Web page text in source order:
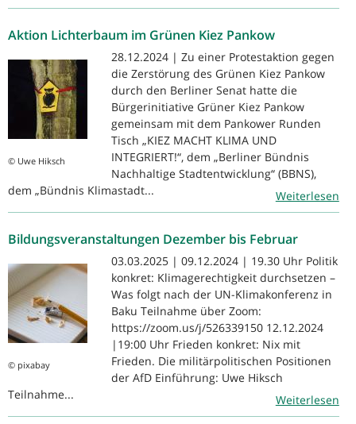
Aktion Lichterbaum im Grünen Kiez Pankow
© Uwe Hiksch
28.12.2024 | Zu einer Protestaktion gegen
die Zerstörung des Grünen Kiez Pankow
durch den Berliner Senat hatte die
Bürgerinitiative Grüner Kiez Pankow
gemeinsam mit dem Pankower Runden
Tisch „KIEZ MACHT KLIMA UND
INTEGRIERT!“, dem „Berliner Bündnis
Nachhaltige Stadtentwicklung“ (BBNS),
dem „Bündnis Klimastadt...
Weiterlesen
Bildungsveranstaltungen Dezember bis Februar
© pixabay
03.03.2025 | 09.12.2024 | 19.30 Uhr Politik
konkret: Klimagerechtigkeit durchsetzen –
Was folgt nach der UN-Klimakonferenz in
Baku Teilnahme über Zoom:
https://zoom.us/j/526339150 12.12.2024
|19:00 Uhr Frieden konkret: Nix mit
Frieden. Die militärpolitischen Positionen
der AfD Einführung: Uwe Hiksch
Teilnahme...
Weiterlesen